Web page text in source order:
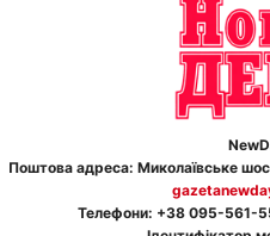
Поштова адреса: Миколаївське
Телефони: +38 095-561-